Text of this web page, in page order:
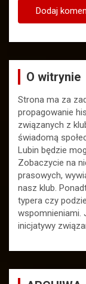
O witrynie
Strona ma za
propagowanie
związanych z
świadomą
Lubin będzie
Zobaczycie na
prasowych,
nasz klub.
typera czy
wspomnieniami.
inicjatywy